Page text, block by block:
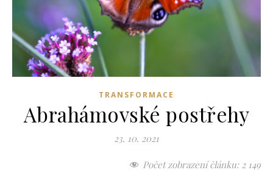
TRANSFORMACE
Abrahámovské postřehy
23. 10. 2021
Počet zobrazení článku: 2 149